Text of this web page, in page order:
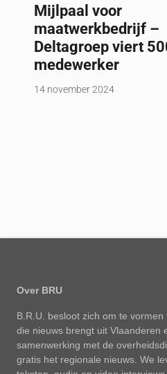
Mijlpaal voor
maatwerkbedrijf –
Deltagroep viert
medewerker
14 november 2024
Over BRU
B.R.U. besloot zich om te
die nieuws brengt uit Vlaanderen
samenwerking met de
gratis het regionale nieuws. We